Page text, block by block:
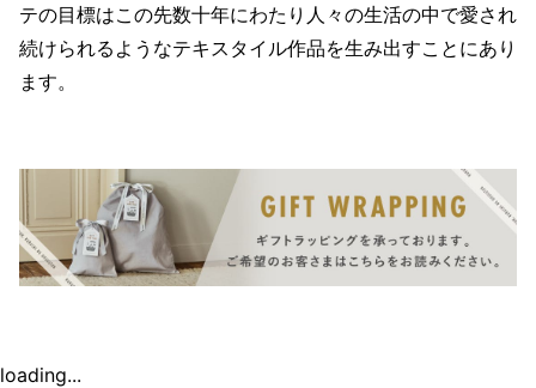
テの目標はこの先数十年にわたり人々の生活の中で愛され
続けられるようなテキスタイル作品を生み出すことにあり
ます。
loading...